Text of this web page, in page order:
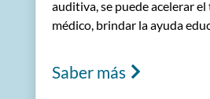
auditiva, se puede acelerar
médico, brindar la ayuda
Saber más